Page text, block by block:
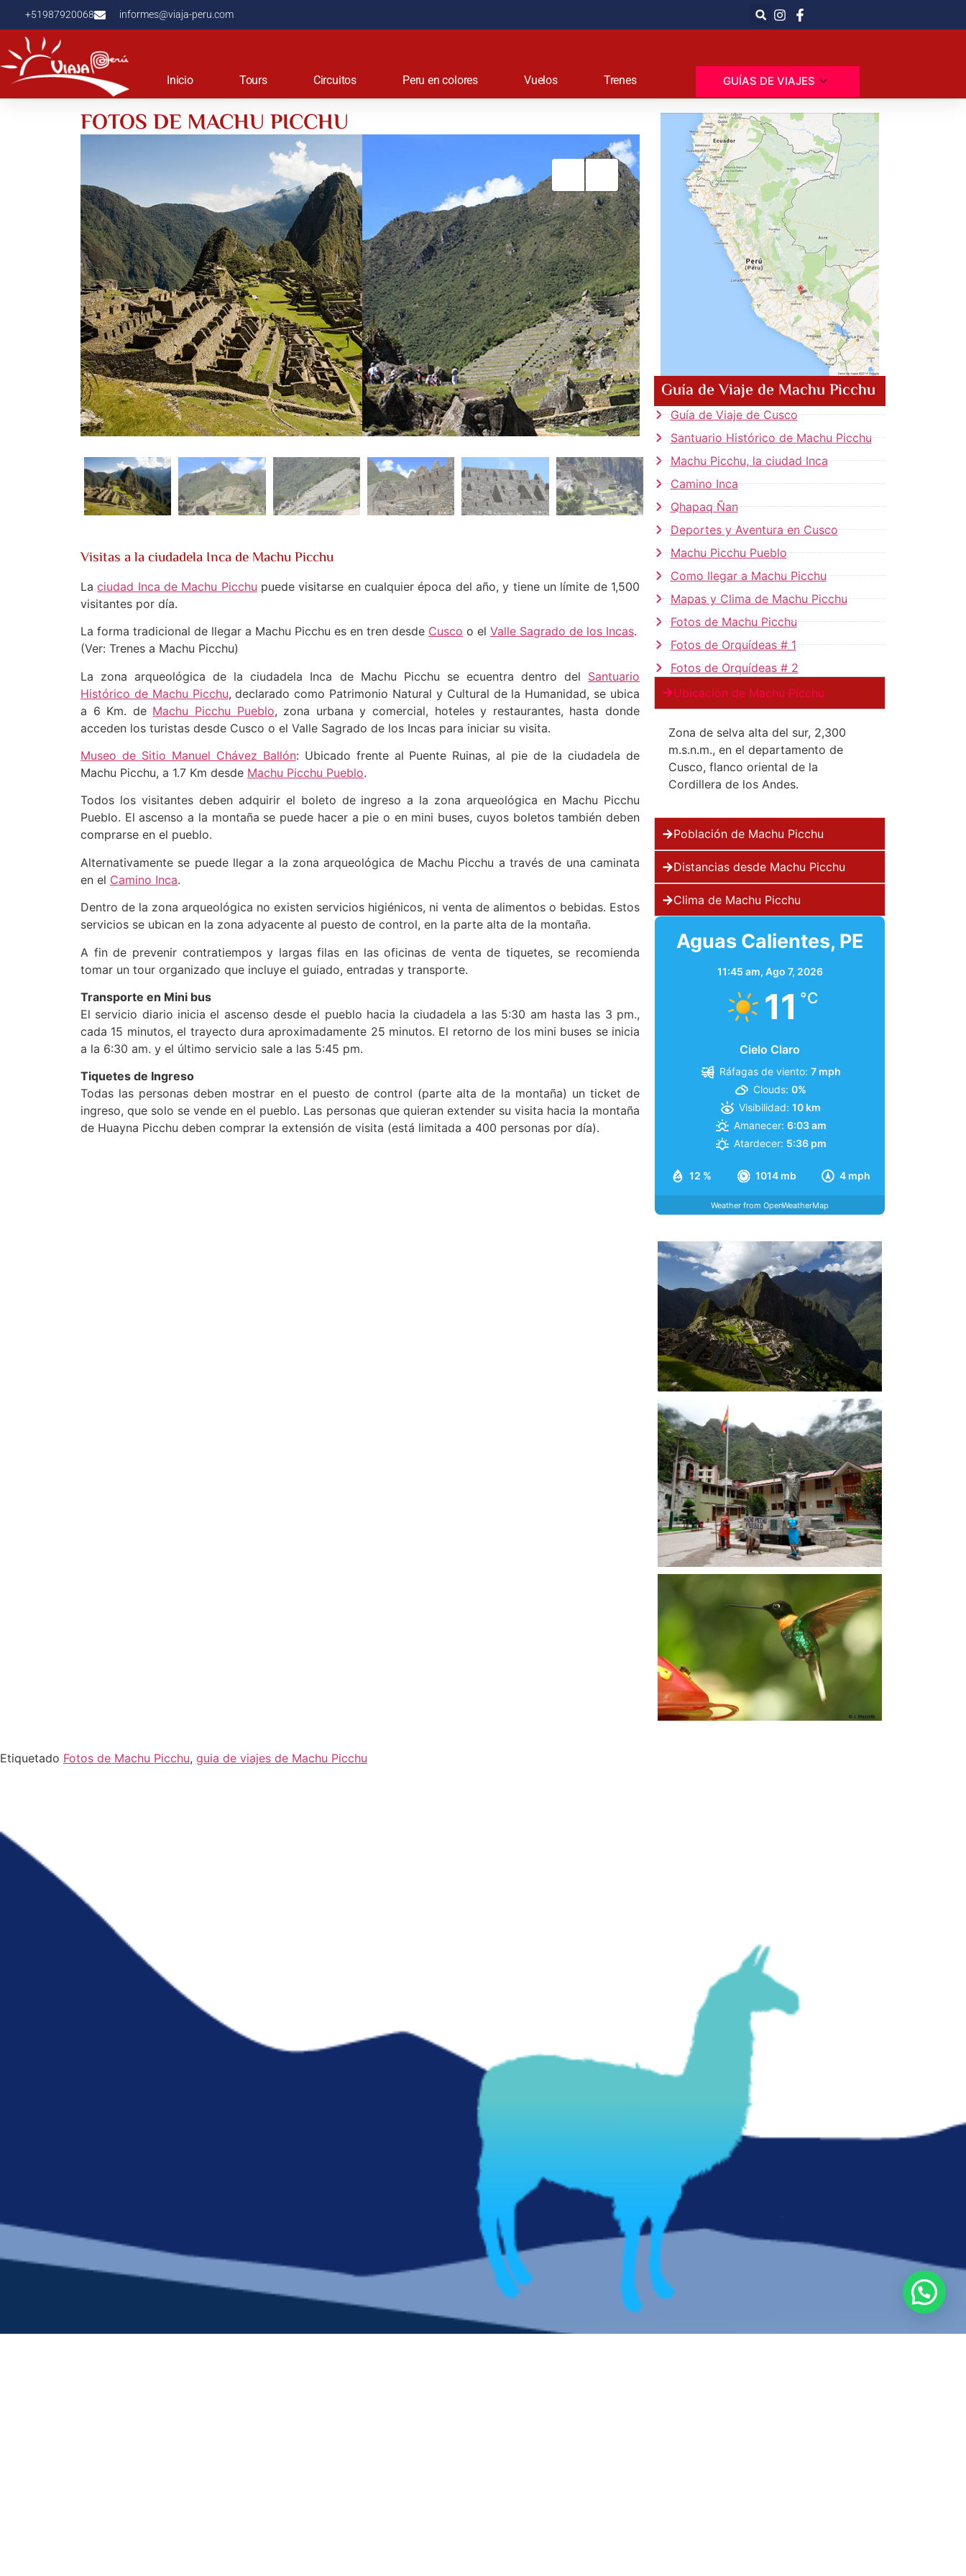
+51987920068 informes@viaja-peru.com
Inicio Tours Circuitos Peru en colores Vuelos Trenes GUÍAS DE VIAJES
FOTOS DE MACHU PICCHU
Visitas a la ciudadela Inca de Machu Picchu
Laciudad Inca de Machu Picchu puede visitarse en cualquier época del año, y tiene un límite de 1,500
visitantes por día.
La forma tradicional de llegar a Machu Picchu es en tren desde Cusco o el Valle Sagrado de los Incas.
(Ver: Trenes a Machu Picchu)
La zona arqueológica de la ciudadela Inca de Machu Picchu se ecuentra dentro del Santuario
Histórico de Machu Picchu, declarado como Patrimonio Natural y Cultural de la Humanidad, se ubica
a 6 Km. de Machu Picchu Pueblo, zona urbana y comercial, hoteles y restaurantes, hasta donde
acceden los turistas desde Cusco o el Valle Sagrado de los Incas para iniciar su visita.
Museo de Sitio Manuel Chávez Ballón: Ubicado frente al Puente Ruinas, al pie de la ciudadela de
Machu Picchu, a 1.7 Km desde Machu Picchu Pueblo.
Todos los visitantes deben adquirir el boleto de ingreso a la zona arqueológica en Machu Picchu
Pueblo. El ascenso a la montaña se puede hacer a pie o en mini buses, cuyos boletos también deben
comprarse en el pueblo.
Alternativamente se puede llegar a la zona arqueológica de Machu Picchu a través de una caminata
en el Camino Inca.
Dentro de la zona arqueológica no existen servicios higiénicos, ni venta de alimentos o bebidas. Estos
servicios se ubican en la zona adyacente al puesto de control, en la parte alta de la montaña.
A fin de prevenir contratiempos y largas filas en las oficinas de venta de tiquetes, se recomienda
tomar un tour organizado que incluye el guiado, entradas y transporte.
Transporte en Mini bus
El servicio diario inicia el ascenso desde el pueblo hacia la ciudadela a las 5:30 am hasta las 3 pm.,
cada 15 minutos, el trayecto dura aproximadamente 25 minutos. El retorno de los mini buses se inicia
a la 6:30 am. y el último servicio sale a las 5:45 pm.
Tiquetes de Ingreso
Todas las personas deben mostrar en el puesto de control (parte alta de la montaña) un ticket de
ingreso, que solo se vende en el pueblo. Las personas que quieran extender su visita hacia la montaña
de Huayna Picchu deben comprar la extensión de visita (está limitada a 400 personas por día).
Guía de Viaje de Machu Picchu
Guía de Viaje de Cusco
Santuario Histórico de Machu Picchu
Machu Picchu, la ciudad Inca
Camino Inca
Qhapaq Ñan
Deportes y Aventura en Cusco
Machu Picchu Pueblo
Como llegar a Machu Picchu
Mapas y Clima de Machu Picchu
Fotos de Machu Picchu
Fotos de Orquídeas # 1
Fotos de Orquídeas # 2
Ubicación de Machu Picchu
Zona de selva alta del sur, 2,300
m.s.n.m., en el departamento de
Cusco, flanco oriental de la
Cordillera de los Andes.
Población de Machu Picchu
Distancias desde Machu Picchu
Clima de Machu Picchu
Aguas Calientes, PE
11:45 am, Ago 7, 2026
11 °C
Cielo Claro
12 % 1014 mb 4 mph
Ráfagas de viento: 7 mph
Clouds: 0%
Visibilidad: 10 km
Amanecer: 6:03 am
Atardecer: 5:36 pm
Weather from OpenWeatherMap
Etiquetado Fotos de Machu Picchu, guia de viajes de Machu Picchu